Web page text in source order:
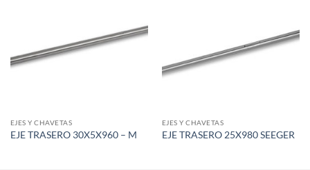
EJES Y CHAVETAS
EJE TRASERO 30X5X960 – M
EJES Y CHAVETAS
EJE TRASERO 25X980 SEEGER